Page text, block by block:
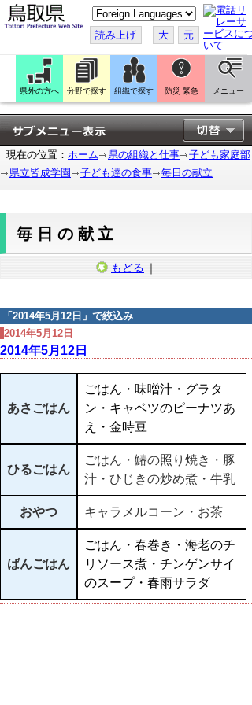
こ
の
ペ
ー
ジ
翻
訳
す
る
読み上げ 大 元
県外の方へ 分野で探す 組織で探す 防災 緊急 メニュー
現在の位置： ホーム 県の組織と仕事
子ども家庭部
県立皆成学園
子ども達の食事 毎日の献立
毎日の献立
もどる ｜
「 2014年5月12日 」で絞込み
2014年5月12日
2014年5月12日
あさごはん
ごはん・味噌汁・グラタ
ン・キャベツのピーナツあ
え・金時豆
ひるごはん
ごはん・鰆の照り焼き・豚
汁・ひじきの炒め煮・牛乳
おやつ キャラメルコーン・お茶
ばんごはん
ごはん・春巻き・海老のチ
リソース煮・チンゲンサイ
のスープ・春雨サラダ